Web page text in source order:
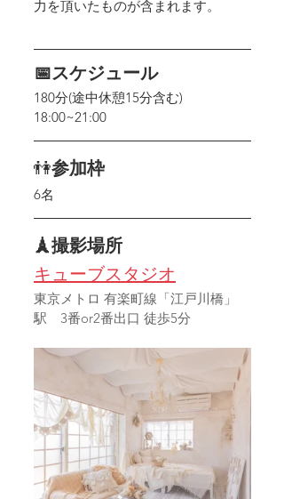
力を頂いたものが含まれます。
📅スケジュール
180分(途中休憩15分含む)
18:00~21:00
👫参加枠
6名
🗼撮影場所
キューブスタジオ
東京メトロ 有楽町線「江戸川橋」
駅　3番or2番出口 徒歩5分